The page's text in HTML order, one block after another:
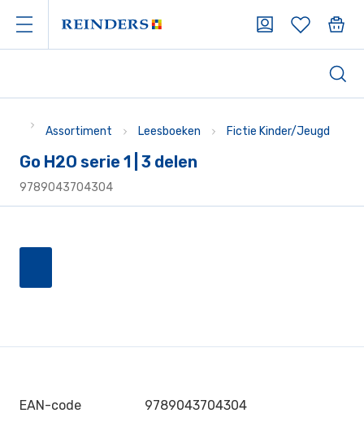
Assortiment Leesboeken Fictie Kinder/Jeugd
Go H2O serie 1 | 3 delen
9789043704304
EAN-code 9789043704304